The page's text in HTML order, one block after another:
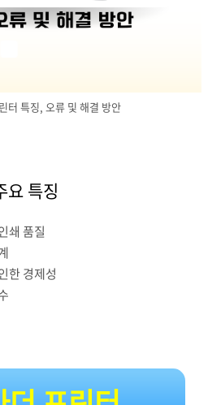
터 특징, 오류 및 해결 방안
요 특징
쇄 품질
한 경제성